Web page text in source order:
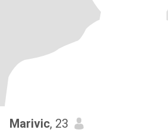
Marivic, 23